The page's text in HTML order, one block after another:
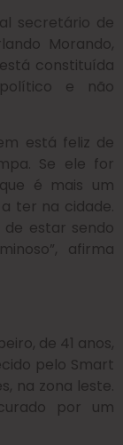
secretário de
Morando,
constituída
e não
está feliz de
Se ele for
é mais um
ter na cidade.
estar sendo
afirma
de 41 anos,
pelo Smart
na zona leste.
por um